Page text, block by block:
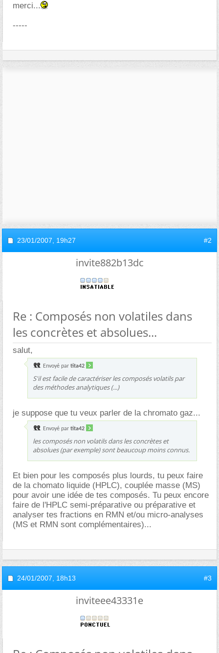
merci...
-----
23/01/2007, 19h27 #2
invite882b13dc
Re : Composés non volatiles dans
les concrètes et absolues...
salut,
Envoyé par tita42
S'il est facile de caractériser les composés volatils par
des méthodes analytiques (...)
je suppose que tu veux parler de la chromato gaz...
Envoyé par tita42
les composés non volatils dans les concrètes et
absolues (par exemple) sont beaucoup moins connus.
Et bien pour les composés plus lourds, tu peux faire
de la chomato liquide (HPLC), couplée masse (MS)
pour avoir une idée de tes composés. Tu peux encore
faire de l'HPLC semi-préparative ou préparative et
analyser tes fractions en RMN et/ou micro-analyses
(MS et RMN sont complémentaires)...
24/01/2007, 18h13 #3
inviteee43331e